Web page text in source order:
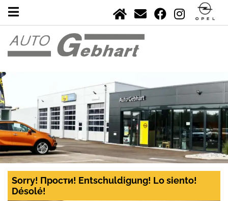
Sorry! Прости! Entschuldigung! Lo siento!
Désolé!